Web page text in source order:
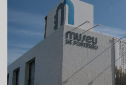
CARTÕES
PRODUTOS